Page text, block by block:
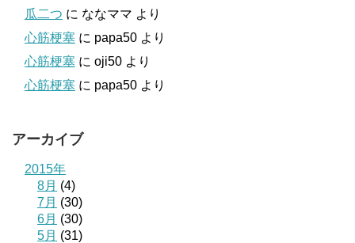
瓜二つ に ななママ より
心筋梗塞 に papa50 より
心筋梗塞 に oji50 より
心筋梗塞 に papa50 より
アーカイブ
2015年
8月 (4)
7月 (30)
6月 (30)
5月 (31)